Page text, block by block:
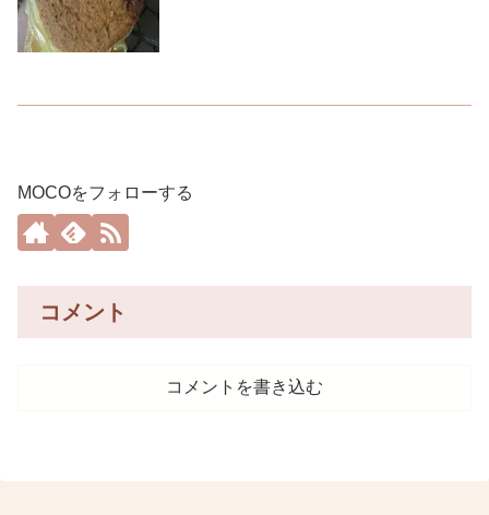
MOCOをフォローする
コメント
コメントを書き込む